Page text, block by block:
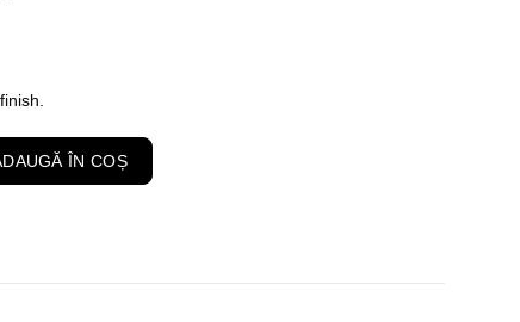
Hidratanta Acid Salicilic 2% & Niacinamide 1%, Ten Gras,
ÎN COȘ